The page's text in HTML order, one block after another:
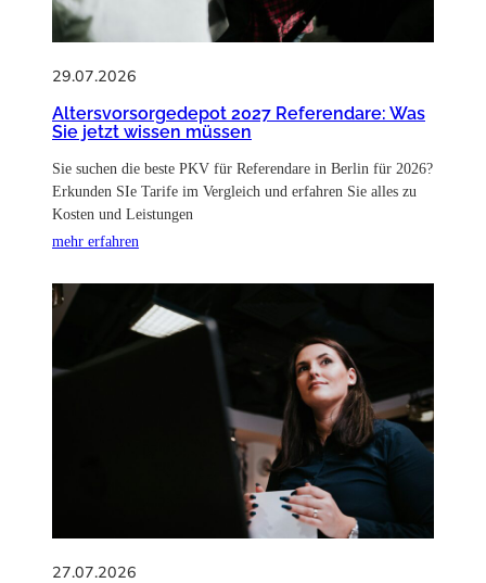
29.07.2026
Altersvorsorgedepot 2027 Referendare: Was
Sie jetzt wissen müssen
Sie suchen die beste PKV für Referendare in Berlin für 2026?
Erkunden SIe Tarife im Vergleich und erfahren Sie alles zu
Kosten und Leistungen
mehr erfahren
27.07.2026